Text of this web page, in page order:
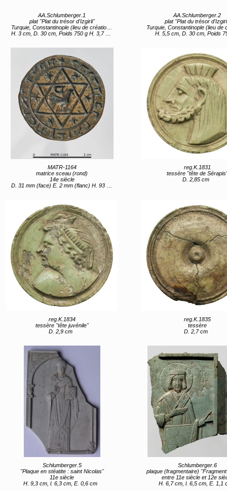
AA.Schlumberger.1
plat "Plat du trésor d'Izgirli"
Turquie, Constantinople (lieu de création) entre 2e moitié 11e siècle et 12e siècle
H. 3 cm, D. 30 cm, Poids 750 g H. 3,7 cm, D. 12,2 cm (pied)
AA.Schlumberger.2
plat "Plat du trésor
Turquie, Constantinople (lieu de création) entre 2e moitié 11e
H. 5,5 cm, D. 30 cm, Poids
MATR-1164
matrice sceau (rond)
14e siècle
D. 31 mm (face) E. 2 mm (flanc) H. 93 mm, Poids 60,1 g (hors-tout)
reg.K.1831
tessère "tête de
D. 2,85 cm
reg.K.1834
tessère "tête juvénile"
D. 2,9 cm
reg.K.1835
tessère
D. 2,7 cm
Schlumberger.5
"Plaque en stéatite : saint Nicolas"
11e siècle
H. 9,3 cm, l. 6,3 cm, E. 0,6 cm
Schlumberger.6
plaque (fragmentaire) "Fragment d’un reliquaire de la Vraie Croix :
entre 11e siècle et 12e
H. 6,7 cm, l. 6,5 cm, E. 1,1